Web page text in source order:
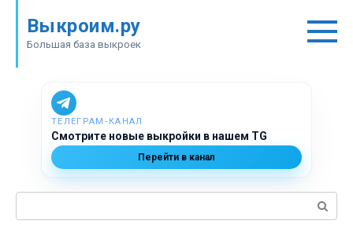
контенту
Выкроим.ру
Большая база выкроек
ТЕЛЕГРАМ‑КАНАЛ
Смотрите новые выкройки в нашем TG
Перейти в канал
Поиск: